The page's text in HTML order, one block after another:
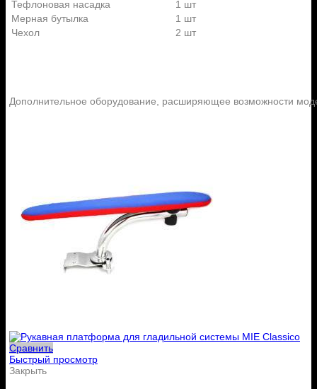
Тефлоновая насадка
1 шт
Мерная бутылка
1 шт
Чехол
2 шт
Дополнительное оборудование, расширяющее возможности
Сравнить
Быстрый просмотр
Закрыть